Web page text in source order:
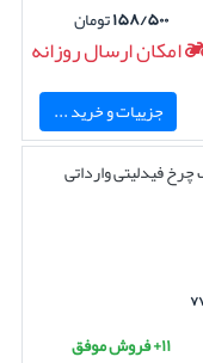
۱۵۸/۵۰۰تومان
امکان ارسال روزانه
جزییات و خرید ...
فیدلیتی وارداتی
۱۱+ فروش موفق